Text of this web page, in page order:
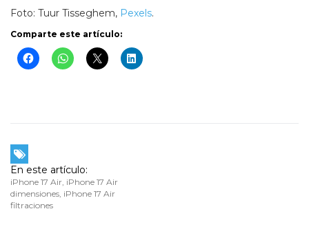
Foto: Tuur Tisseghem, Pexels.
Comparte este artículo:
En este artículo:
iPhone 17 Air, iPhone 17 Air
dimensiones, iPhone 17 Air
filtraciones